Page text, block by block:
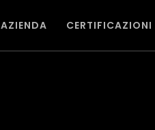
AZIENDA CERTIFICAZIONI